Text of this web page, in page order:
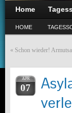
Home
HOME
« Schon wieder!
APR
07